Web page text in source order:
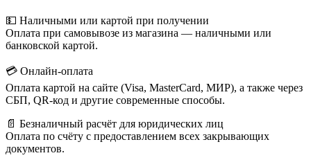
💵 Наличными или картой при получении
Оплата при самовывозе из магазина — наличными или
банковской картой.
💳 Онлайн-оплата
Оплата картой на сайте (Visa, MasterCard, МИР), а также через
СБП, QR-код и другие современные способы.
📄 Безналичный расчёт для юридических лиц
Оплата по счёту с предоставлением всех закрывающих
документов.